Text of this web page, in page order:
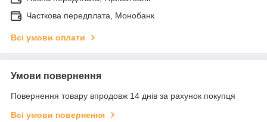
Часткова передплата, Монобанк
Всі умови оплати
Умови повернення
Повернення товару впродовж 14 днів за рахунок покупця
Всі умови повернення